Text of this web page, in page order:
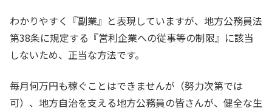
わかりやすく『副業』と表現していますが、地方公務員法
第38条に規定する『営利企業への従事等の制限』に該当
しないため、正当な方法です。
毎月何万円も稼ぐことはできませんが（努力次第では
可）、地方自治を支える地方公務員の皆さんが、健全な生